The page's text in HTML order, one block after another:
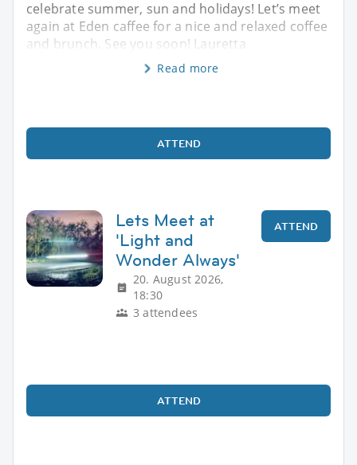
celebrate summer, sun and holidays! Let’s meet
again at Eden caffee for a nice and relaxed coffee
and brunch. See you soon! Lauretta
Read more
ATTEND
Lets Meet at
'Light and
Wonder Always'
20. August 2026,
18:30
3 attendees
ATTEND
ATTEND